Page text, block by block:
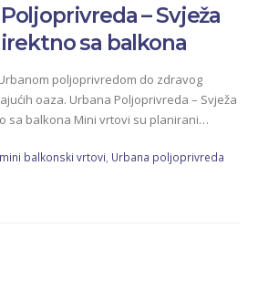
– Svježa
sa balkona
Urbanom poljoprivredom do zdravog
oaza. Urbana Poljoprivreda – Svježa
sa balkona Mini vrtovi su planirani…
mini balkonski vrtovi Urbana poljoprivreda